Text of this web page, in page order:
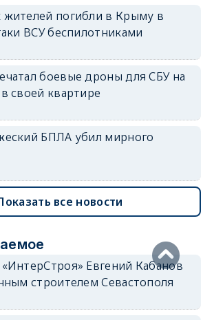
погибли в Крыму в
ВСУ беспилотниками
боевые дроны для СБУ на
своей квартире
БПЛА убил мирного
все новости
Евгений Кабанов
строителем Севастополя